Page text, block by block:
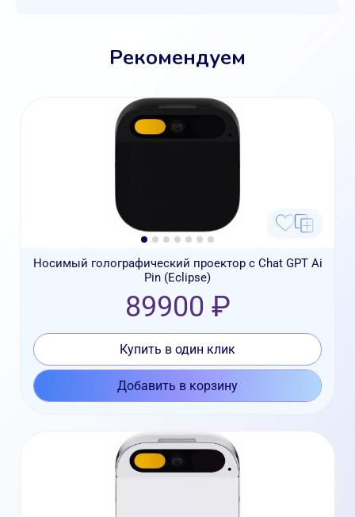
Рекомендуем
Носимый голографический проектор с Chat GPT Ai
Pin (Eclipse)
89900 ₽
Купить в один клик
Добавить в корзину